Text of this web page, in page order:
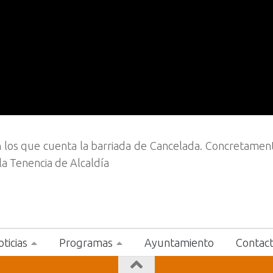
que cuenta la barriada de Cancelada.
Tenencia de Alcaldía
Programas Ayuntamiento